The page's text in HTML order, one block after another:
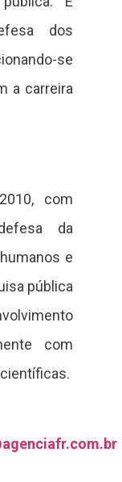
dos
se
a carreira
com
da
e
pública
com